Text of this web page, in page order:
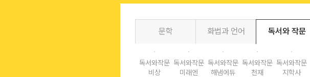
문학 화법과 언어 독서와 작문
독서와작문
비상
독서와작문
미래엔
독서와작문
해냄에듀
독서와작문
천재
독서와작문
지학사